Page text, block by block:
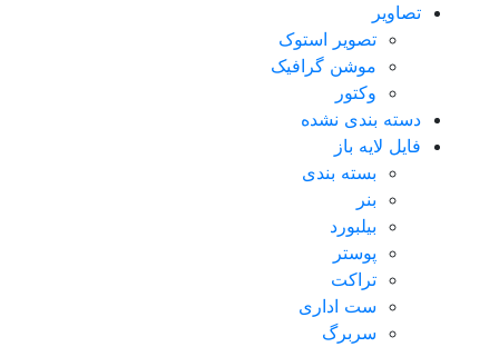
تصاویر
تصویر استوک
موشن گرافیک
وکتور
دسته بندی نشده
فایل لایه باز
بسته بندی
بنر
بیلبورد
پوستر
تراکت
ست اداری
سربرگ